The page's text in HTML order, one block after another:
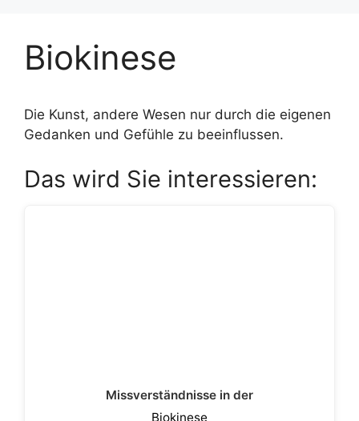
Biokinese
Die Kunst, andere Wesen nur durch die eigenen
Gedanken und Gefühle zu beeinflussen.
Das wird Sie interessieren:
Missverständnisse in der
Biokinese